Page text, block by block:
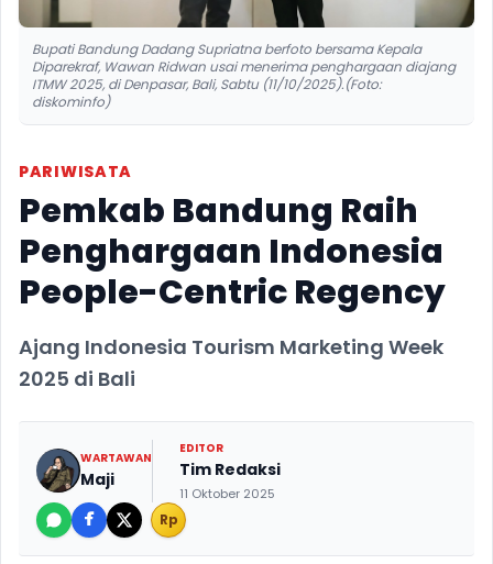
Bupati Bandung Dadang Supriatna berfoto bersama Kepala
Diparekraf, Wawan Ridwan usai menerima penghargaan diajang
ITMW 2025, di Denpasar, Bali, Sabtu (11/10/2025).(Foto:
diskominfo)
PARIWISATA
Pemkab Bandung Raih
Penghargaan Indonesia
People-Centric Regency
Ajang Indonesia Tourism Marketing Week
2025 di Bali
WARTAWAN
Maji
EDITOR
Tim Redaksi
11 Oktober 2025
Rp